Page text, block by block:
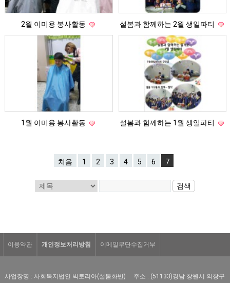
2월 이미용 봉사활동 설봄과 함께하는 2월 생일파티
1월 이미용 봉사활동 설봄과 함께하는 1월 생일파티
처음 1 2 3 4 5 6 7
이용약관 개인정보처리방침 이메일무단수집거부
사업장명 : 사회복지법인 빅토리아(설봄화반)
주소 : (51133)경남 창원시 의창구